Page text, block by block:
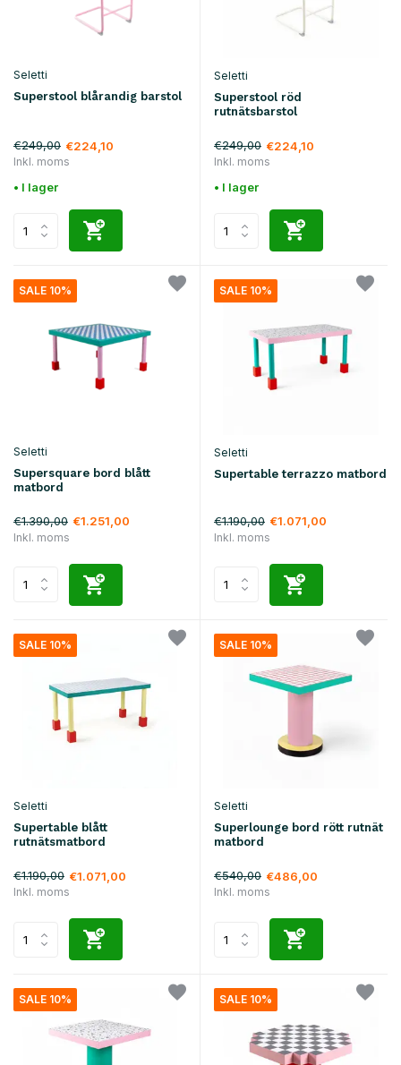
Seletti
Superstool blårandig barstol
€249,00 €224,10
Inkl. moms
• I lager
Seletti
Superstool röd
rutnätsbarstol
€249,00 €224,10
Inkl. moms
• I lager
SALE 10%
Seletti
Supersquare bord blått
matbord
€1.390,00 €1.251,00
Inkl. moms
SALE 10%
Seletti
Supertable terrazzo matbord
€1.190,00 €1.071,00
Inkl. moms
SALE 10%
Seletti
Supertable blått
rutnätsmatbord
€1.190,00 €1.071,00
Inkl. moms
SALE 10%
Seletti
Superlounge bord rött rutnät
matbord
€540,00 €486,00
Inkl. moms
SALE 10% SALE 10%